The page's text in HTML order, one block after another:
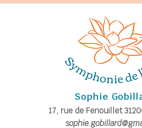
Sophie
17, rue de Fenouillet